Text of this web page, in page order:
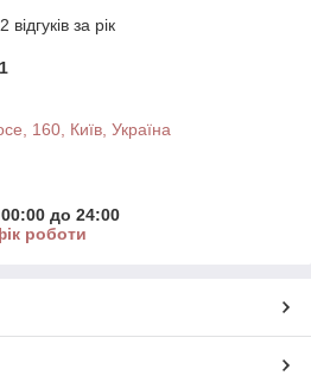
за рік
160, Київ, Україна
до 24:00
роботи